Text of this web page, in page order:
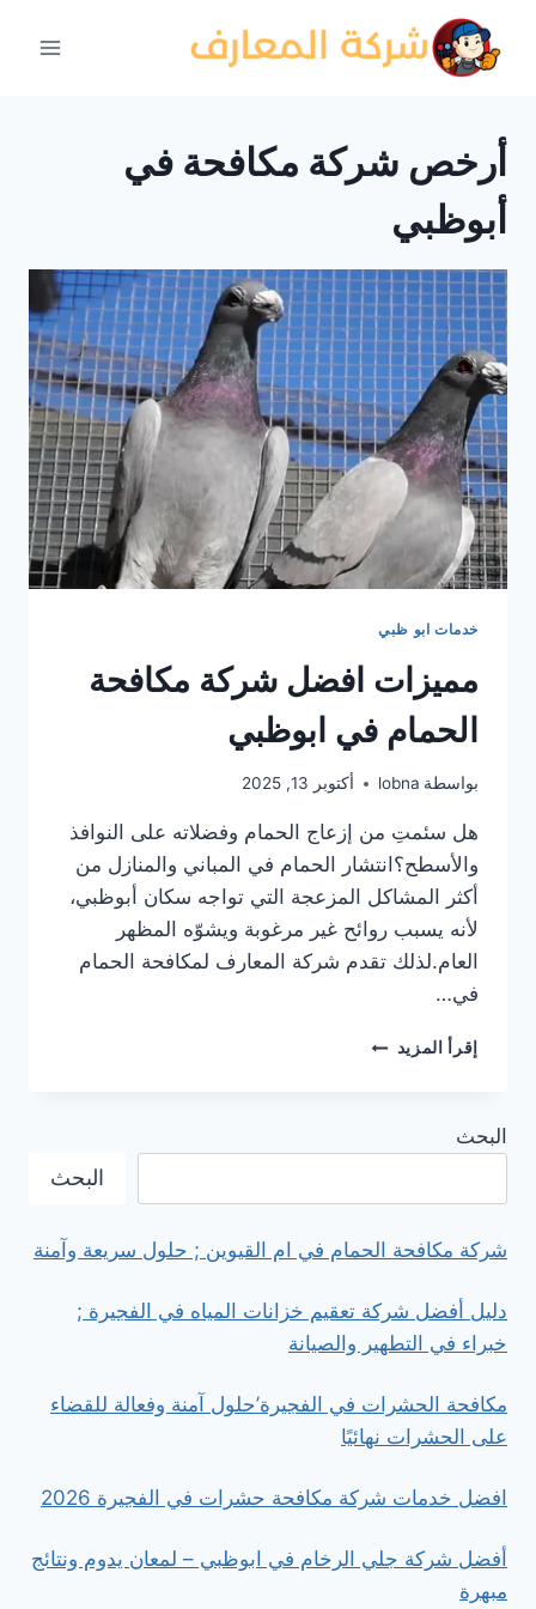
المحتوى
أرخص شركة مكافحة في
أبوظبي
خدمات ابو ظبي
مميزات افضل شركة مكافحة
الحمام في ابوظبي
بواسطة lobna أكتوبر 13, 2025
هل سئمتِ من إزعاج الحمام وفضلاته على النوافذ
والأسطح؟انتشار الحمام في المباني والمنازل من
أكثر المشاكل المزعجة التي تواجه سكان أبوظبي،
لأنه يسبب روائح غير مرغوبة ويشوّه المظهر
العام.لذلك تقدم شركة المعارف لمكافحة الحمام
في…
إقرأ المزيد مميزات
البحث
البحث
شركة مكافحة الحمام في ام القيوين ; حلول سريعة وآمنة
دليل أفضل شركة تعقيم خزانات المياه في الفجيرة ;
خبراء في التطهير والصيانة
مكافحة الحشرات في الفجيرة’حلول آمنة وفعالة للقضاء
على الحشرات نهائيًا
افضل خدمات شركة مكافحة حشرات في الفجيرة 2026
أفضل شركة جلي الرخام في ابوظبي – لمعان يدوم ونتائج
مبهرة